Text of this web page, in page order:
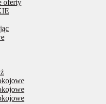
oferty